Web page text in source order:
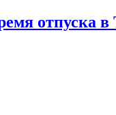
отпуска в